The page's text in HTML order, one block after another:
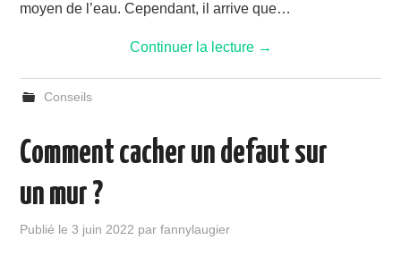
moyen de l’eau. Cependant, il arrive que…
Continuer la lecture →
Conseils
Comment cacher un defaut sur
un mur ?
Publié le3 juin 2022 parfannylaugier